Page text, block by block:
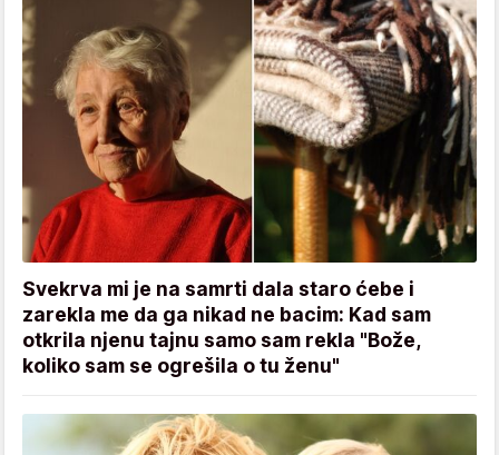
Svekrva mi je na samrti dala staro ćebe i
zarekla me da ga nikad ne bacim: Kad sam
otkrila njenu tajnu samo sam rekla "Bože,
koliko sam se ogrešila o tu ženu"